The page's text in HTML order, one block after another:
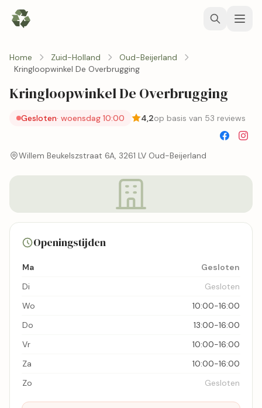
Home Zuid-Holland
Oud-Beijerland
Kringloopwinkel De Overbrugging
Kringloopwinkel De Overbrugging
Gesloten· woensdag 10:00 4,2op basis van 53 reviews
Willem Beukelszstraat 6A, 3261 LV Oud-Beijerland
Openingstijden
Ma
Gesloten
Di
Gesloten
Wo
10:00-16:00
Do
13:00-16:00
Vr
10:00-16:00
Za
10:00-16:00
Zo
Gesloten